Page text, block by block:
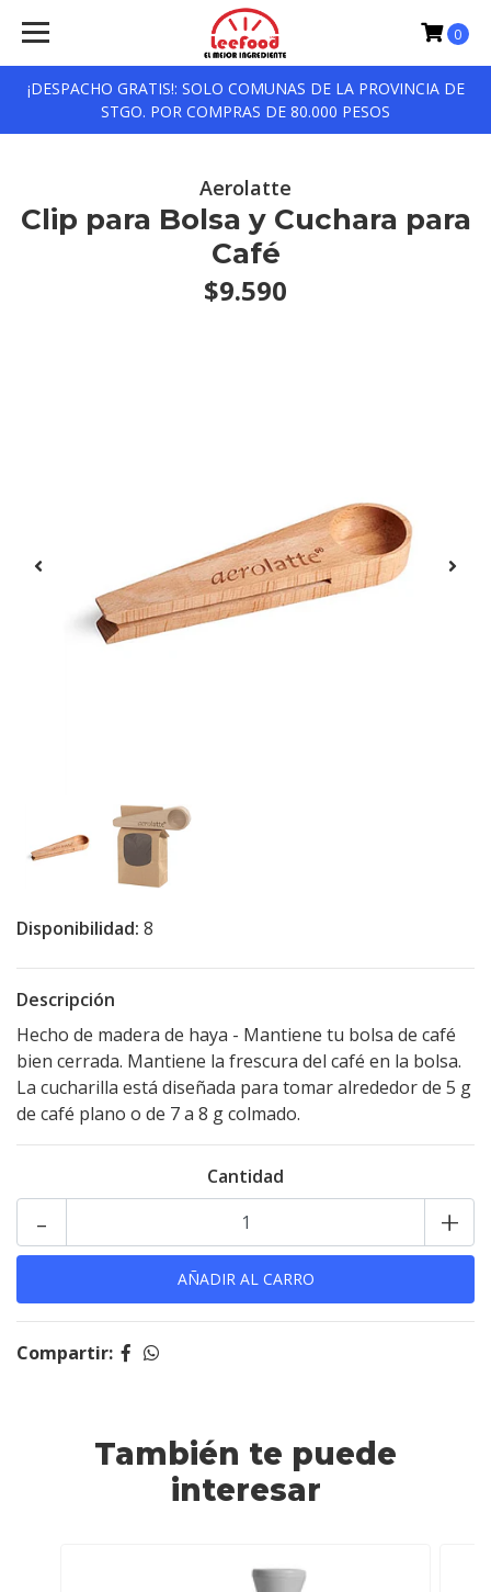
¡DESPACHO GRATIS!: SOLO COMUNAS DE LA PROVINCIA DE
STGO. POR COMPRAS DE 80.000 PESOS
0
Aerolatte
Clip para Bolsa y Cuchara para
Café
$9.590
Disponibilidad: 8
Descripción
Hecho de madera de haya - Mantiene tu bolsa de café
bien cerrada. Mantiene la frescura del café en la bolsa.
La cucharilla está diseñada para tomar alrededor de 5 g
de café plano o de 7 a 8 g colmado.
Cantidad
+
-
Compartir:
También te puede
interesar